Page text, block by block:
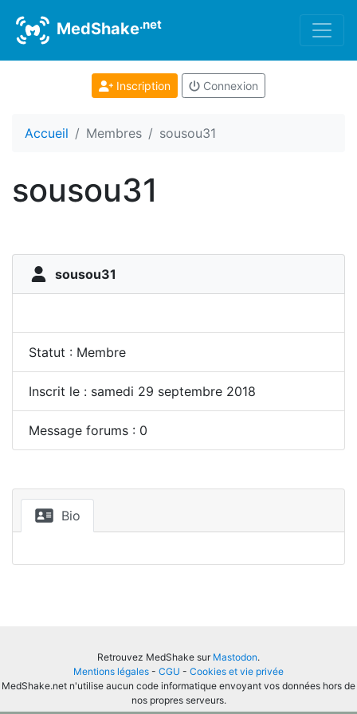
MedShake.net
Inscription Connexion
Accueil Membres sousou31
sousou31
sousou31
Statut : Membre
Inscrit le : samedi 29 septembre 2018
Message forums : 0
Bio
Retrouvez MedShake sur Mastodon.
Mentions légales - CGU - Cookies et vie privée
MedShake.net n'utilise aucun code informatique envoyant vos données hors de
nos propres serveurs.